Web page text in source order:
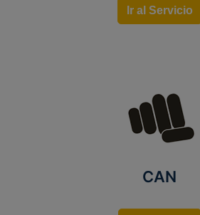
Ir al Servicio
CAN